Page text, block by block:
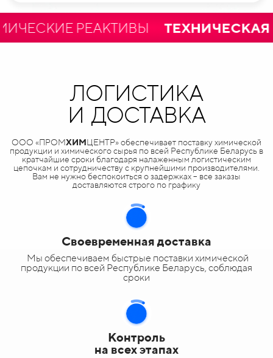
РЕАКТИВЫТЕХНИЧЕСКАЯ И
ЛОГИСТИКА
И ДОСТАВКА
ООО «ПРОМХИМЦЕНТР» обеспечивает поставку химической
продукции и химического сырья по всей Республике Беларусь в
кратчайшие сроки благодаря налаженным логистическим
цепочкам и сотрудничеству с крупнейшими производителями.
Вам не нужно беспокоиться о задержках – все заказы
доставляются строго по графику
Своевременная доставка
Мы обеспечиваем быстрые поставки химической
продукции по всей Республике Беларусь, соблюдая
сроки
Контроль
на всех этапах